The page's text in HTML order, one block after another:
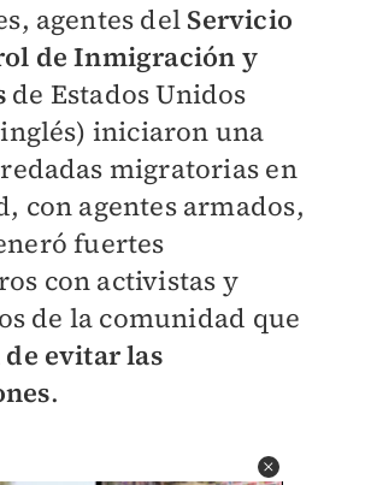
agentes del Servicio
de Inmigración y
de Estados Unidos
iniciaron una
migratorias en
con agentes armados,
fuertes
con activistas y
de la comunidad que
evitar las
.